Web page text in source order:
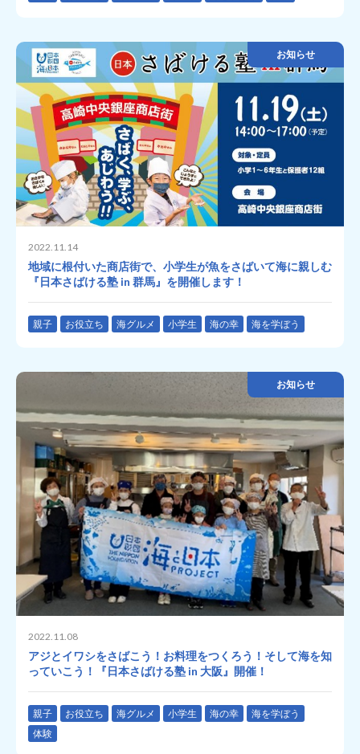
お知らせ
2022.11.14
地域に根付いた商店街で、小学生が魚をさばいて海に親しむ
『日本さばける塾 in 群馬』を開催します！
親子 お役立ち 海グルメ 小学生 海の幸 海を学ぼう
お知らせ
2022.11.08
アジとイワシをさばこう！お料理をつくろう！そして海を知
っていこう！『日本さばける塾 in 大阪』開催！
親子 お役立ち 海グルメ 小学生 海の幸
海を学ぼう
体験